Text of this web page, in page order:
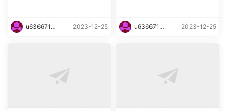
u6366719
2023-12-25
u6366719
2023-12-25